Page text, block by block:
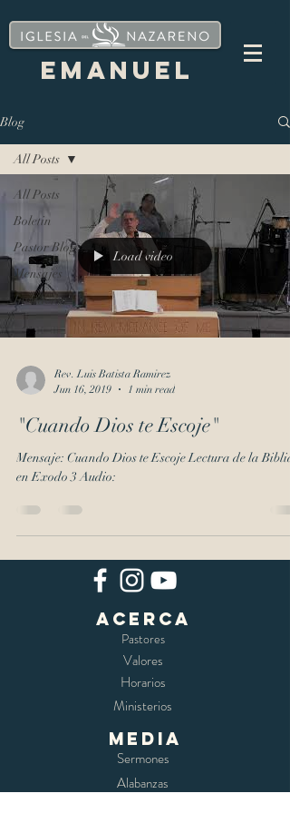
EMANUEL
Blog
All Posts
Boletin
Pastor Blog
Mensajes
Invitacion
All Posts
Load video
Rev. Luis Batista Ramirez
Jun 16, 2019
1 min read
"Cuando Dios te Escoje"
Mensaje: Cuando Dios te Escoje Lectura de la Biblia
en Exodo 3 Audio:
Acerca
Pastores
Ministerios
Valores
Horarios
media
Sermones
Alabanzas